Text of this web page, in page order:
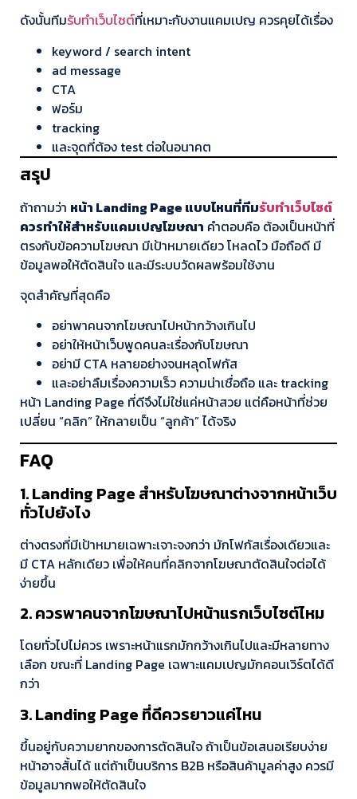
ดังนั้นทีมรับทำเว็บไซต์ที่เหมาะกับงานแคมเปญ ควรคุยได้เรื่อง
keyword / search intent
ad message
CTA
ฟอร์ม
tracking
และจุดที่ต้อง test ต่อในอนาคต
สรุป
ถ้าถามว่า หน้า Landing Page แบบไหนที่ทีมรับทำเว็บไซต์
ควรทำให้สำหรับแคมเปญโฆษณา คำตอบคือ ต้องเป็นหน้าที่
ตรงกับข้อความโฆษณา มีเป้าหมายเดียว โหลดไว มือถือดี มี
ข้อมูลพอให้ตัดสินใจ และมีระบบวัดผลพร้อมใช้งาน
จุดสำคัญที่สุดคือ
อย่าพาคนจากโฆษณาไปหน้ากว้างเกินไป
อย่าให้หน้าเว็บพูดคนละเรื่องกับโฆษณา
อย่ามี CTA หลายอย่างจนหลุดโฟกัส
และอย่าลืมเรื่องความเร็ว ความน่าเชื่อถือ และ tracking
หน้า Landing Page ที่ดีจึงไม่ใช่แค่หน้าสวย แต่คือหน้าที่ช่วย
เปลี่ยน “คลิก” ให้กลายเป็น “ลูกค้า” ได้จริง
FAQ
1. Landing Page สำหรับโฆษณาต่างจากหน้าเว็บ
ทั่วไปยังไง
ต่างตรงที่มีเป้าหมายเฉพาะเจาะจงกว่า มักโฟกัสเรื่องเดียวและ
มี CTA หลักเดียว เพื่อให้คนที่คลิกจากโฆษณาตัดสินใจต่อได้
ง่ายขึ้น
2. ควรพาคนจากโฆษณาไปหน้าแรกเว็บไซต์ไหม
โดยทั่วไปไม่ควร เพราะหน้าแรกมักกว้างเกินไปและมีหลายทาง
เลือก ขณะที่ Landing Page เฉพาะแคมเปญมักคอนเวิร์ตได้ดี
กว่า
3. Landing Page ที่ดีควรยาวแค่ไหน
ขึ้นอยู่กับความยากของการตัดสินใจ ถ้าเป็นข้อเสนอเรียบง่าย
หน้าอาจสั้นได้ แต่ถ้าเป็นบริการ B2B หรือสินค้ามูลค่าสูง ควรมี
ข้อมูลมากพอให้ตัดสินใจ